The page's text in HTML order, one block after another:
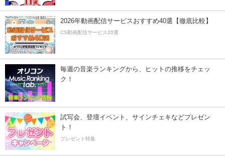
2026年動画配信サービスおすすめ40選【徹底比較】
CS動画配信サービス20選
毎週の音楽ランキングから、ヒットの推移をチェッ
ク！
試写会、登壇イベント、サインチェキなどプレゼン
ト！
プレゼント特集